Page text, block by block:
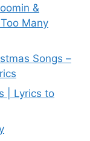
&
Many
Songs –
| Lyrics to